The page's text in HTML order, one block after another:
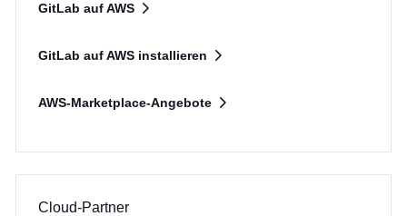
AWS-Marketplace-Angebote
GitLab auf AWS installieren
GitLab auf AWS
Cloud-Partner